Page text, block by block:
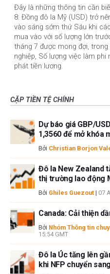
Đây là những thông tin cần
8: Đồng đô la Mỹ (USD) trở
vào sáng sớm thứ Sáu khi
mua vào với số lượng lớn
tháng 7 được mong đợi,
nghiệp, Số lượng việc làm phi
phát tiền lương.
CẶP TIỀN TỆ CHÍNH
Dự báo giá GBP/
1,3560 để mở khóa
Bởi Christian Borjon
Đô la New Zealand
thị trường lao động
Bởi Ghiles Guezout | 07
Canada: Cải thiện
Bởi Nhóm Thông tin
15:54 GMT
Đô la Úc tăng lên
khi NFP chuyển